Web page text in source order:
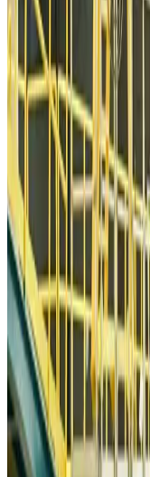
Qatar Airways resumes
Airlines and Routes
Thai woman accuses
Airlines and Routes
Emirates, SAA expand
Airlines and Routes
Bangladesh Monitor
Life & Style about 21
Travelport, Egyptair sign
Travel Tech about 21
Egypt plans USD 3.5bn
Airports and Infrastructure
Trump unveils USD